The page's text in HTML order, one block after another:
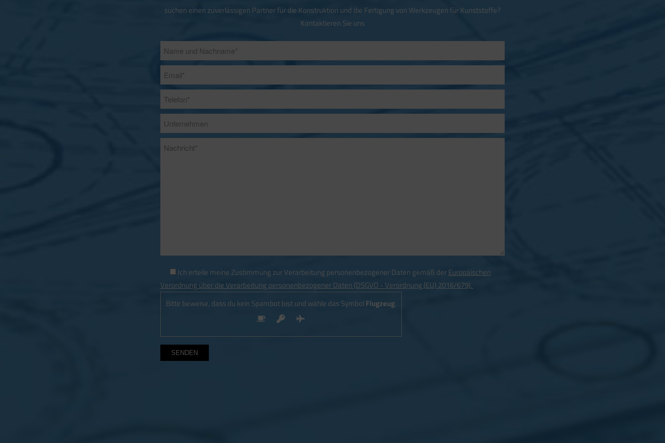
suchen einen zuverlässigen Partner für die Konstruktion und die Fertigung von Werkzeugen für Kunststoffe?
Kontaktieren Sie uns
Ich erteile meine Zustimmung zur Verarbeitung personenbezogener Daten gemäß derEuropäischen
Verordnung über die Verarbeitung personenbezogener Daten (DSGVO - Verordnung (EU) 2016/679).
Bitte beweise, dass du kein Spambot bist und wähle das Symbol Flugzeug.